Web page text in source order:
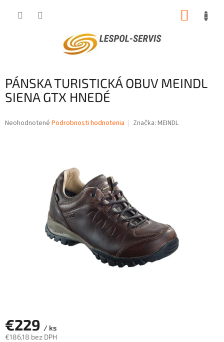
PÁNSKA TURISTICKÁ OBUV MEINDL
SIENA GTX HNEDÉ
Priemerné
Neohodnotené Podrobnosti hodnotenia Značka: MEINDL
€229 / ks
€186,18 bez DPH